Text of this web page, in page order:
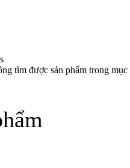
tìm được sản phẩm trong mục